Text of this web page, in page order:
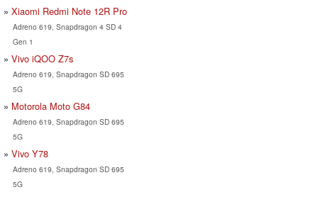
Xiaomi Redmi Note 12R Pro
Adreno 619, Snapdragon 4 SD 4
Gen 1
Vivo iQOO Z7s
Adreno 619, Snapdragon SD 695
5G
Motorola Moto G84
Adreno 619, Snapdragon SD 695
5G
Vivo Y78
Adreno 619, Snapdragon SD 695
5G